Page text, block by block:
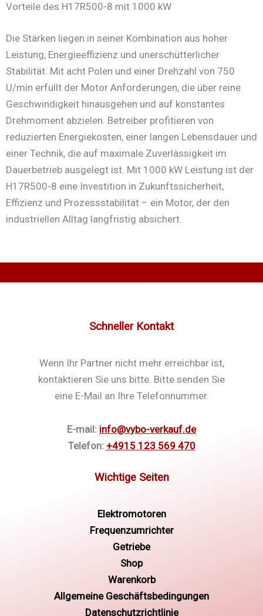
Vorteile des H17R500-8 mit 1000 kW
Die Stärken liegen in seiner Kombination aus hoher
Leistung, Energieeffizienz und unerschütterlicher
Stabilität. Mit acht Polen und einer Drehzahl von 750
U/min erfüllt der Motor Anforderungen, die über reine
Geschwindigkeit hinausgehen und auf konstantes
Drehmoment abzielen. Betreiber profitieren von
reduzierten Energiekosten, einer langen Lebensdauer und
einer Technik, die auf maximale Zuverlässigkeit im
Dauerbetrieb ausgelegt ist. Mit 1000 kW Leistung ist der
H17R500-8 eine Investition in Zukunftssicherheit,
Effizienz und Prozessstabilität – ein Motor, der den
industriellen Alltag langfristig absichert.
Schneller Kontakt
Wenn Ihr Partner nicht mehr erreichbar ist,
kontaktieren Sie uns bitte. Bitte senden Sie
eine E-Mail an Ihre Telefonnummer.
E-mail: info@vybo-verkauf.de
Telefon: +4915 123 569 470
Elektromotoren
Frequenzumrichter
Getriebe
Shop
Warenkorb
Allgemeine Geschäftsbedingungen
Datenschutzrichtlinie